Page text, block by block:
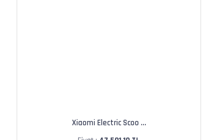
Xiaomi Electric Scoo ...